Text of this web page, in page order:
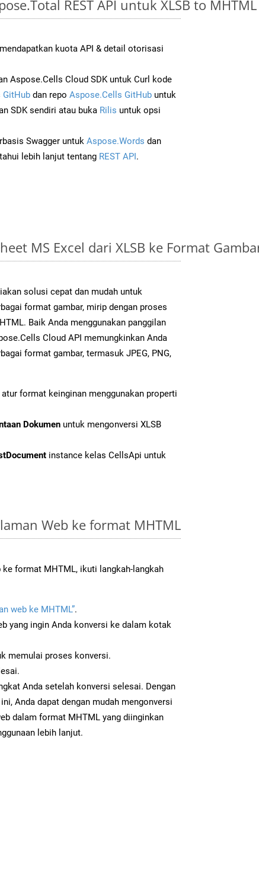
REST API untuk XLSB to MHTML
kuota API & detail otorisasi
Aspose.Cells Cloud SDK untuk Curl kode
GitHub dan repo Aspose.Cells GitHub untuk
SDK sendiri atau buka Rilis untuk opsi
Swagger untuk Aspose.Words dan
lebih lanjut tentang REST API.
MS Excel dari XLSB ke Format
solusi cepat dan mudah untuk
format gambar, mirip dengan proses
Baik Anda menggunakan panggilan
Cloud API memungkinkan Anda
format gambar, termasuk JPEG, PNG,
atur format keinginan menggunakan properti
Dokumen untuk mengonversi XLSB
instance kelas CellsApi untuk
Web ke format MHTML
format MHTML, ikuti langkah-langkah
web ke MHTML”.
yang ingin Anda konversi ke dalam kotak
memulai proses konversi.
Anda setelah konversi selesai. Dengan
Anda dapat dengan mudah mengonversi
dalam format MHTML yang diinginkan
lebih lanjut.